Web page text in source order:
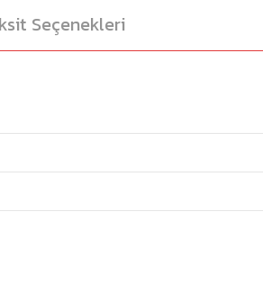
Seçenekleri